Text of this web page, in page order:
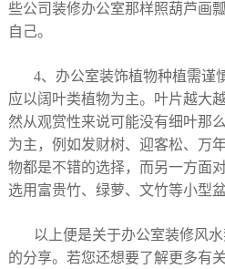
些公司装修办公室那样照葫芦画
自己。
4、办公室装饰植物种植需谨
应以阔叶类植物为主。叶片越大
然从观赏性来说可能没有细叶那
为主，例如发财树、迎客松、万
物都是不错的选择，而另一方面
选用富贵竹、绿萝、文竹等小型盆
以上便是关于办公室装修风
的分享。若您还想要了解更多有关